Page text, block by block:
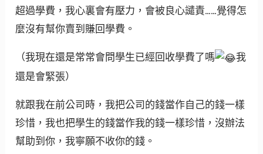
超過學費，我心裏會有壓力，會被良心譴責……覺得怎
麼沒有幫你賣到賺回學費。
（我現在還是常常會問學生已經回收學費了嗎
我
還是會緊張）
就跟我在前公司時，我把公司的錢當作自己的錢一樣
珍惜，我也把學生的錢當作我的錢一樣珍惜，沒辦法
幫助到你，我寧願不收你的錢。